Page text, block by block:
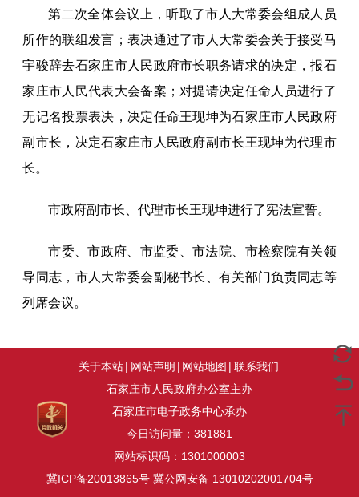
第二次全体会议上，听取了市人大常委会组成人员
所作的联组发言；表决通过了市人大常委会关于接受马
宇骏辞去石家庄市人民政府市长职务请求的决定，报石
家庄市人民代表大会备案；对提请决定任命人员进行了
无记名投票表决，决定任命王现坤为石家庄市人民政府
副市长，决定石家庄市人民政府副市长王现坤为代理市
长。
市政府副市长、代理市长王现坤进行了宪法宣誓。
市委、市政府、市监委、市法院、市检察院有关领
导同志，市人大常委会副秘书长、有关部门负责同志等
列席会议。
关于本站| 网站声明 | 网站地图 | 联系我们
石家庄市人民政府办公室主办
石家庄市电子政务中心承办
今日访问量： 381881
网站标识码：1301000003
冀ICP备20013865号 冀公网安备 13010202001704号